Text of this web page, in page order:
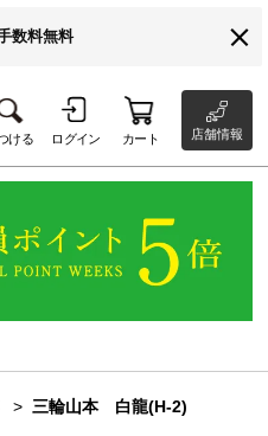
数料無料
ける ログイン カート 店舗情報
三輪山本 白龍(H-2)